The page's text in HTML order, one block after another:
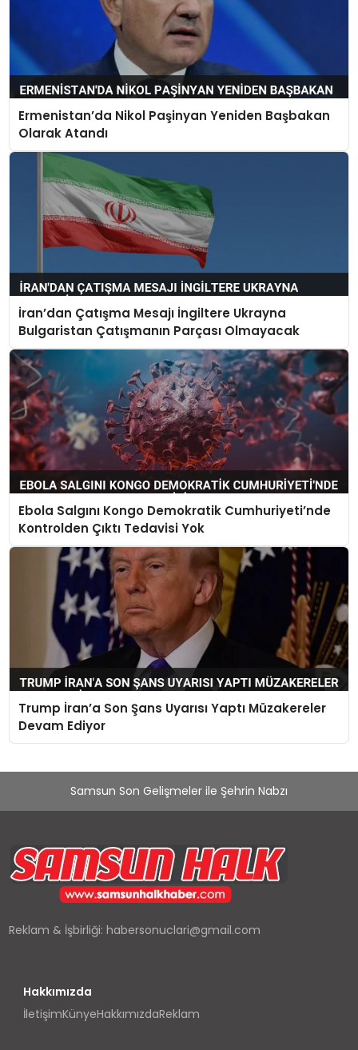
Ermenistan’da Nikol Paşinyan Yeniden Başbakan
Olarak Atandı
İran’dan Çatışma Mesajı İngiltere Ukrayna
Bulgaristan Çatışmanın Parçası Olmayacak
Ebola Salgını Kongo Demokratik Cumhuriyeti’nde
Kontrolden Çıktı Tedavisi Yok
Trump İran’a Son Şans Uyarısı Yaptı Müzakereler
Devam Ediyor
Samsun Son Gelişmeler ile Şehrin Nabzı
Reklam & İşbirliği:habersonuclari@gmail.com
Hakkımızda
İletişimKünyeHakkımızdaReklam